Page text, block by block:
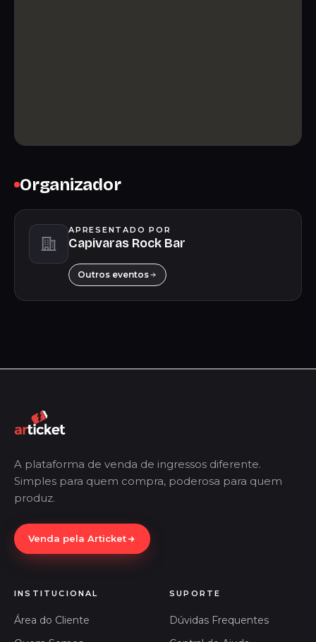
Organizador
APRESENTADO POR
Capivaras Rock Bar
Outros eventos
A plataforma de venda de ingressos diferente.
Simples para quem compra, poderosa para quem
produz.
Venda pela Articket
INSTITUCIONAL
Área do Cliente
SUPORTE
Dúvidas Frequentes